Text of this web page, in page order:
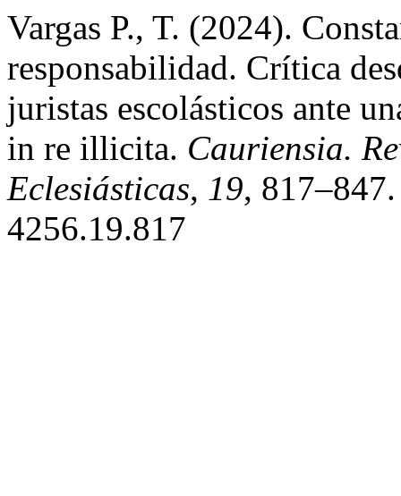
Vargas P., T. (2024).
responsabilidad. Crítica
juristas escolásticos ante
in re illicita. Cauriensia.
Eclesiásticas, 19,
4256.19.817